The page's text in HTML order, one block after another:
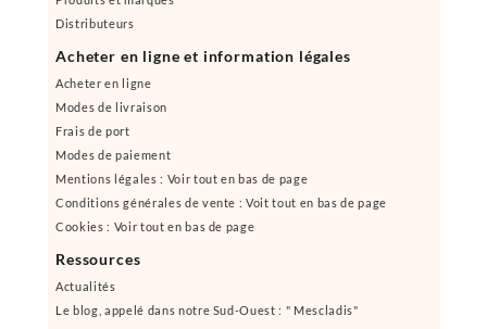
Distributeurs
Acheter en ligne et information légales
Acheter en ligne
Modes de livraison
Frais de port
Modes de paiement
Mentions légales : Voir tout en bas de page
Conditions générales de vente : Voit tout en bas de page
Cookies : Voir tout en bas de page
Ressources
Actualités
Le blog, appelé dans notre Sud-Ouest : " Mescladis"